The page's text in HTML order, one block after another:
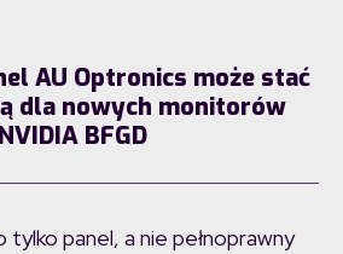
AU Optronics może stać
dla nowych monitorów
NVIDIA BFGD
tylko panel, a nie pełnoprawny